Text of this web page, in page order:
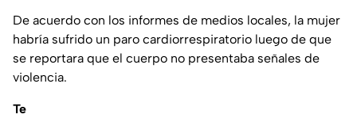
De acuerdo con los informes de medios locales, la mujer
habría sufrido un paro cardiorrespiratorio luego de que
se reportara que el cuerpo no presentaba señales de
violencia.
Te